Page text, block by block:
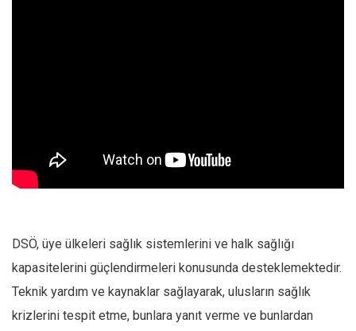
DSÖ, üye ülkeleri sağlık sistemlerini ve halk sağlığı
kapasitelerini güçlendirmeleri konusunda desteklemektedir.
Teknik yardım ve kaynaklar sağlayarak, ulusların sağlık
krizlerini tespit etme, bunlara yanıt verme ve bunlardan